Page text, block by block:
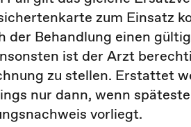
zum Einsatz
der Behandlung einen
ist der Arzt
zu stellen. Erstattet
nur dann, wenn
vorliegt.